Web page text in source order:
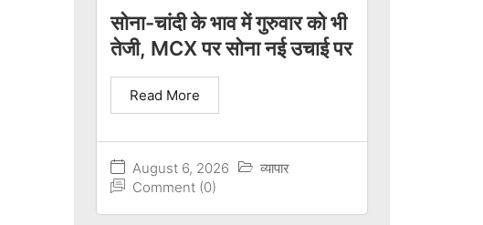
सोना-चांदी के भाव में गुरुवार को भी
तेजी, MCX पर सोना नई उचाई पर
August 6, 2026
व्यापार
Comment (0)
Read More